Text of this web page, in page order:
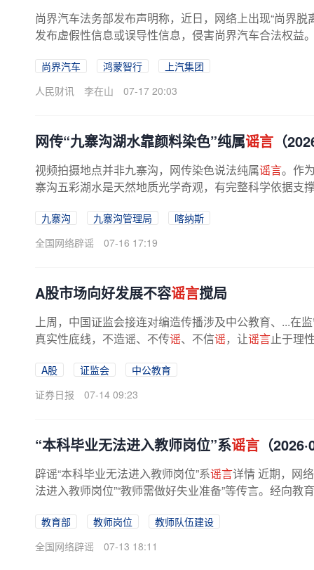
尚界汽车法务部发布声明称，近日，网络上出现“尚界脱
发布虚假性信息或误导性信息，侵害尚界汽车合法权益
尚界汽车 鸿蒙智行
上汽集团
人民财讯
李在山 07-17 20:03
网传“九寨沟湖水靠颜料染色”纯属谣言 （
视频拍摄地点并非九寨沟，网传染色说法纯属谣言。作
寨沟五彩湖水是天然地质光学奇观，有完整科学依据支
九寨沟 九寨沟管理局
喀纳斯
全国网络辟谣
07-16 17:19
A股市场向好发展不容谣言搅局
上周，中国证监会接连对编造传播涉及中公教育、...在
真实性底线，不造谣、不传谣、不信谣，让谣言止于理
A股 证监会
中公教育
证券日报
07-14 09:23
“本科毕业无法进入教师岗位”系谣言 （
辟谣“本科毕业无法进入教师岗位”系谣言详情 近期，网
法进入教师岗位”“教师需做好失业准备”等传言。经向
教育部 教师岗位
教师队伍建设
全国网络辟谣
07-13 18:11